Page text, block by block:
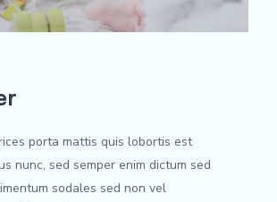
porta mattis quis lobortis est
nunc, sed semper enim dictum sed
sodales sed non vel